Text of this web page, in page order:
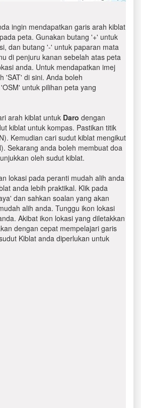
ingin mendapatkan garis arah kiblat
peta. Gunakan butang '+' untuk
dan butang '-' untuk paparan mata
di penjuru kanan sebelah atas peta
anda. Untuk mendapatkan imej
'SAT' di sini. Anda boleh
untuk pilihan peta yang
arah kiblat untuk Daro dengan
kiblat untuk kompas. Pastikan titik
Kemudian cari sudut kiblat mengikut
Sekarang anda boleh membuat doa
oleh sudut kiblat.
lokasi pada peranti mudah alih anda
anda lebih praktikal. Klik pada
dan sahkan soalan yang akan
alih anda. Tunggu ikon lokasi
Akibat ikon lokasi yang diletakkan
dengan cepat mempelajari garis
Kiblat anda diperlukan untuk